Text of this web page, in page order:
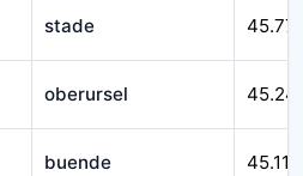
stade
oberursel
buende 45.116